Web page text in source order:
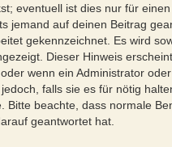
eventuell ist dies nur für
jemand auf deinen Beitrag
gekennzeichnet. Es wird
Dieser Hinweis
wenn ein Administrator
falls sie es für nötig
Bitte beachte, dass normale
geantwortet hat.